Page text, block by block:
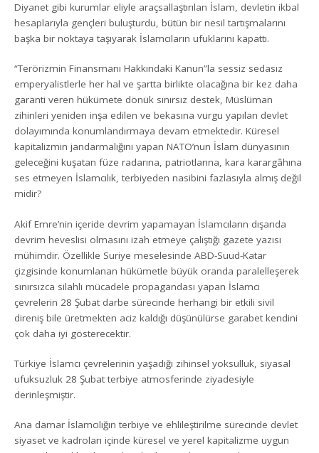
Diyanet gibi kurumlar eliyle araçsallaştırılan İslam, devletin ikbal
hesaplarıyla gençleri buluşturdu, bütün bir nesil tartışmalarını
başka bir noktaya taşıyarak İslamcıların ufuklarını kapattı.
“Terörizmin Finansmanı Hakkındaki Kanun”la sessiz sedasız
emperyalistlerle her hal ve şartta birlikte olacağına bir kez daha
garanti veren hükümete dönük sınırsız destek, Müslüman
zihinleri yeniden inşa edilen ve bekasına vurgu yapılan devlet
dolayımında konumlandırmaya devam etmektedir. Küresel
kapitalizmin jandarmalığını yapan NATO’nun İslam dünyasının
geleceğini kuşatan füze radarına, patriotlarına, kara karargâhına
ses etmeyen İslamcılık, terbiyeden nasibini fazlasıyla almış değil
midir?
Akif Emre’nin içeride devrim yapamayan İslamcıların dışarıda
devrim heveslisi olmasını izah etmeye çalıştığı gazete yazısı
mühimdir. Özellikle Suriye meselesinde ABD-Suud-Katar
çizgisinde konumlanan hükümetle büyük oranda paralelleşerek
sınırsızca silahlı mücadele propagandası yapan İslamcı
çevrelerin 28 Şubat darbe sürecinde herhangi bir etkili sivil
direniş bile üretmekten aciz kaldığı düşünülürse garabet kendini
çok daha iyi gösterecektir.
Türkiye İslamcı çevrelerinin yaşadığı zihinsel yoksulluk, siyasal
ufuksuzluk 28 Şubat terbiye atmosferinde ziyadesiyle
derinleşmiştir.
Ana damar İslamcılığın terbiye ve ehlileştirilme sürecinde devlet
siyaset ve kadroları içinde küresel ve yerel kapitalizme uygun